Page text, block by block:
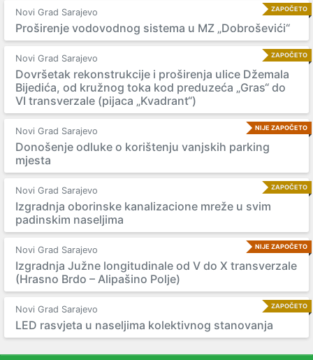
ZAPOČETO
Novi Grad Sarajevo
Proširenje vodovodnog sistema u MZ „Dobroševići“
ZAPOČETO
Novi Grad Sarajevo
Dovršetak rekonstrukcije i proširenja ulice Džemala
Bijedića, od kružnog toka kod preduzeća „Gras“ do
VI transverzale (pijaca „Kvadrant“)
NIJE ZAPOČETO
Novi Grad Sarajevo
Donošenje odluke o korištenju vanjskih parking
mjesta
ZAPOČETO
Novi Grad Sarajevo
Izgradnja oborinske kanalizacione mreže u svim
padinskim naseljima
NIJE ZAPOČETO
Novi Grad Sarajevo
Izgradnja Južne longitudinale od V do X transverzale
(Hrasno Brdo – Alipašino Polje)
ZAPOČETO
Novi Grad Sarajevo
LED rasvjeta u naseljima kolektivnog stanovanja